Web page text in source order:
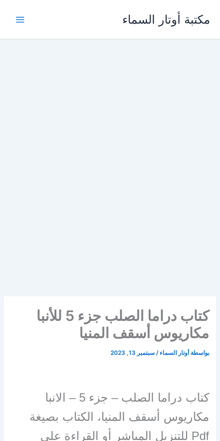
مكتبة أوتار السماء
كتاب دراما الصلب جزء 5 للأنبا
مكاريوس أسقف المنيا
بواسطة أوتار السماء/سبتمبر 13, 2023
كتاب دراما الصلب – جزء 5 – الانبا
مكاريوس أسقف المنيا، الكتاب بصيغة
Pdf للتنزيل المباشر أو القراءة على